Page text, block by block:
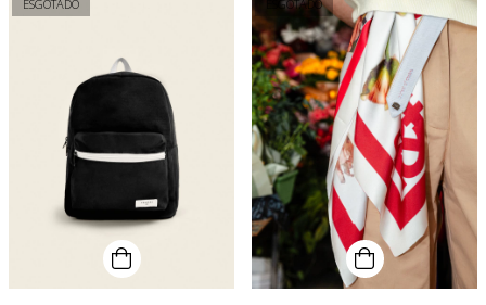
ESGOTADO ESGOTADO